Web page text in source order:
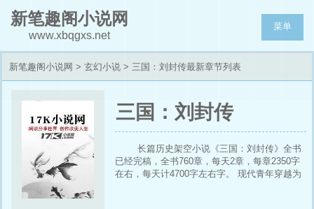
新笔趣阁小说网
www.xbqgxs.net
菜单
新笔趣阁小说网 > 玄幻小说 > 三国：刘封传最新章节列表
三国：刘封传
长篇历史架空小说《三国：刘封传》全书
已经完稿，全书760章，每天2章，每章2350字
在右，每天计4700字左右字。 现代青年穿越为